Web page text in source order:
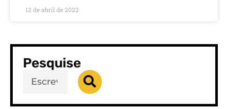
12 de abril de 2022
Pesquise